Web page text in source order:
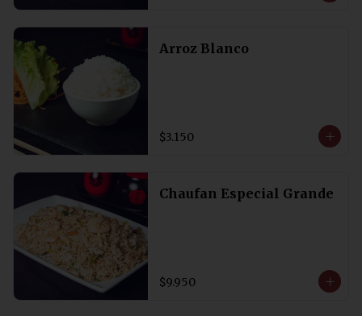
Arroz Blanco
$3.150
Chaufan Especial Grande
$9.950